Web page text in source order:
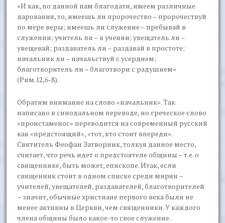
«И как, по данной нам благодати, имеем различные
дарования, то, имеешь ли пророчество – пророчествуй
по мере веры; имеешь ли служение – пребывай в
служении; учитель ли – в учении; увещатель ли –
увещевай; раздаватель ли – раздавай в простоте;
начальник ли – начальствуй с усердием;
благотворитель ли – благотвори с радушием»
(Рим.12,6-8).
Обратим внимание на слово «начальник». Так
написано в синодальном переводе, но греческое слово
«проистаменос» переводится на современный русский
как «предстоящий», «тот, кто стоит впереди».
Святитель Феофан Затворник, толкуя данное место,
считает, что речь идет о предстоятеле общины – т.е. о
священнике, быть может, епископе. Итак, если
священник стоит в одном списке среди мирян –
учителей, увещателей, раздавателей, благотворителей
– значит, обычные христиане первого века были не
менее активны в Церкви, чем священники. У каждого
члена общины было какое-то свое служение.